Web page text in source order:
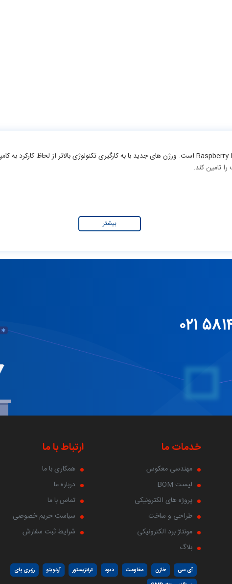
بیشتر
خدمات ما
مهندسی معکوس
لیست BOM
پروژه های الکترونیکی
طراحی و ساخت
مونتاژ برد الکترونیکی
بلاگ
ارتباط با ما
همکاری با ما
درباره ما
تماس با ما
سیاست حریم خصوصی
شرایط ثبت سفارش
آی سی خازن مقاومت دیود ترانزیستور آردوینو
رزبری پای